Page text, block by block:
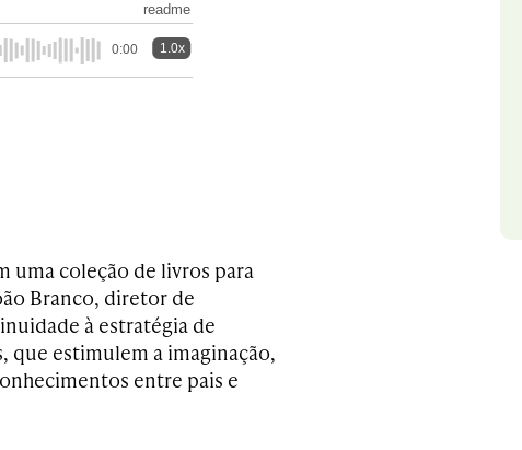
readme
0:00 1.0x
uma coleção de livros para
Branco, diretor de
à estratégia de
estimulem a imaginação,
entre pais e